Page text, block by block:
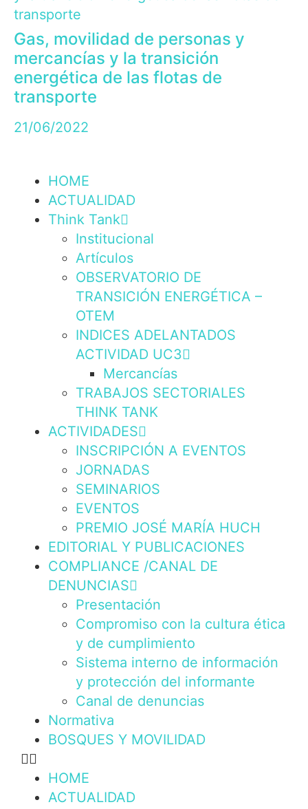
Gas, movilidad de personas y
mercancías y la transición
energética de las flotas de
transporte
21/06/2022
HOME
ACTUALIDAD
Think Tank
Institucional
Artículos
OBSERVATORIO DE
TRANSICIÓN ENERGÉTICA –
OTEM
INDICES ADELANTADOS
ACTIVIDAD UC3
Mercancías
TRABAJOS SECTORIALES
THINK TANK
ACTIVIDADES
INSCRIPCIÓN A EVENTOS
JORNADAS
SEMINARIOS
EVENTOS
PREMIO JOSÉ MARÍA HUCH
EDITORIAL Y PUBLICACIONES
COMPLIANCE /CANAL DE
DENUNCIAS
Presentación
Compromiso con la cultura ética
y de cumplimiento
Sistema interno de información
y protección del informante
Canal de denuncias
Normativa
BOSQUES Y MOVILIDAD
HOME
ACTUALIDAD